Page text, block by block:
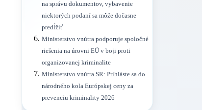
na správu dokumentov, vybavenie
niektorých podaní sa môže dočasne
predĺžiť
Ministerstvo vnútra podporuje spoločné
riešenia na úrovni EÚ v boji proti
organizovanej kriminalite
Ministerstvo vnútra SR: Prihláste sa do
národného kola Európskej ceny za
prevenciu kriminality 2026